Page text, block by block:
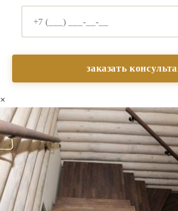
×